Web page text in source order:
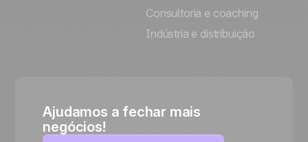
Consultoria e coaching
Indústria e distribuição
Ajudamos a fechar mais
negócios!